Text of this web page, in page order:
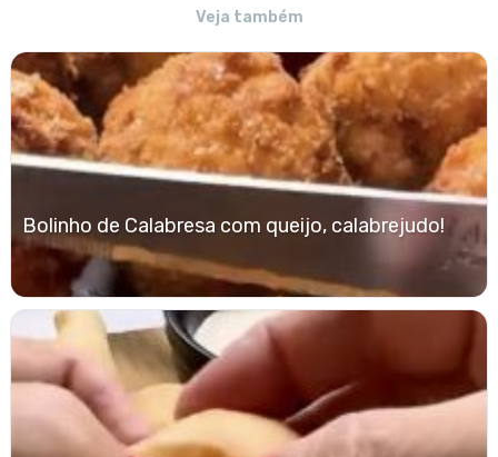
Veja também
Bolinho de Calabresa com queijo, calabrejudo!